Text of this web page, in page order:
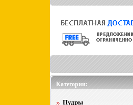
Категории:
Пудры